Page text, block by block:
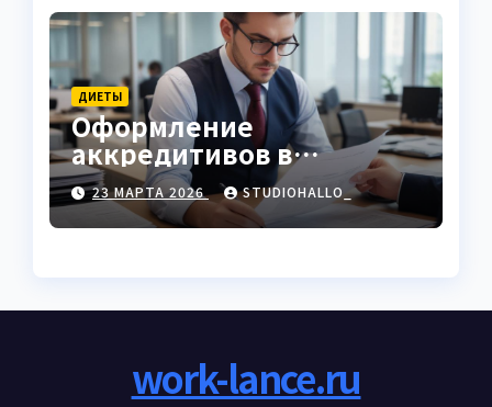
ДИЕТЫ
Оформление
аккредитивов в
международной
торговле
23 МАРТА 2026 STUDIOHALLO_
work-lance.ru